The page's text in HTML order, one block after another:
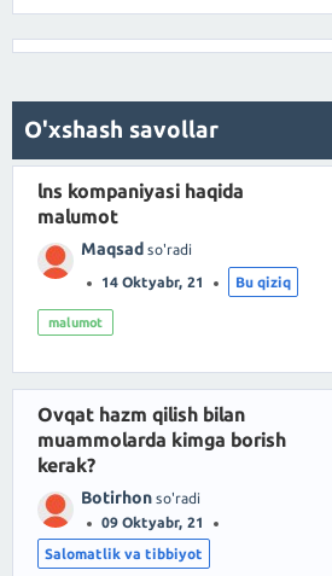
O'xshash savollar
lns kompaniyasi haqida
malumot
Maqsad so'radi
14 Oktyabr, 21 Bu qiziq
malumot
Ovqat hazm qilish bilan
muammolarda kimga borish
kerak?
Botirhon so'radi
09 Oktyabr, 21
Salomatlik va tibbiyot